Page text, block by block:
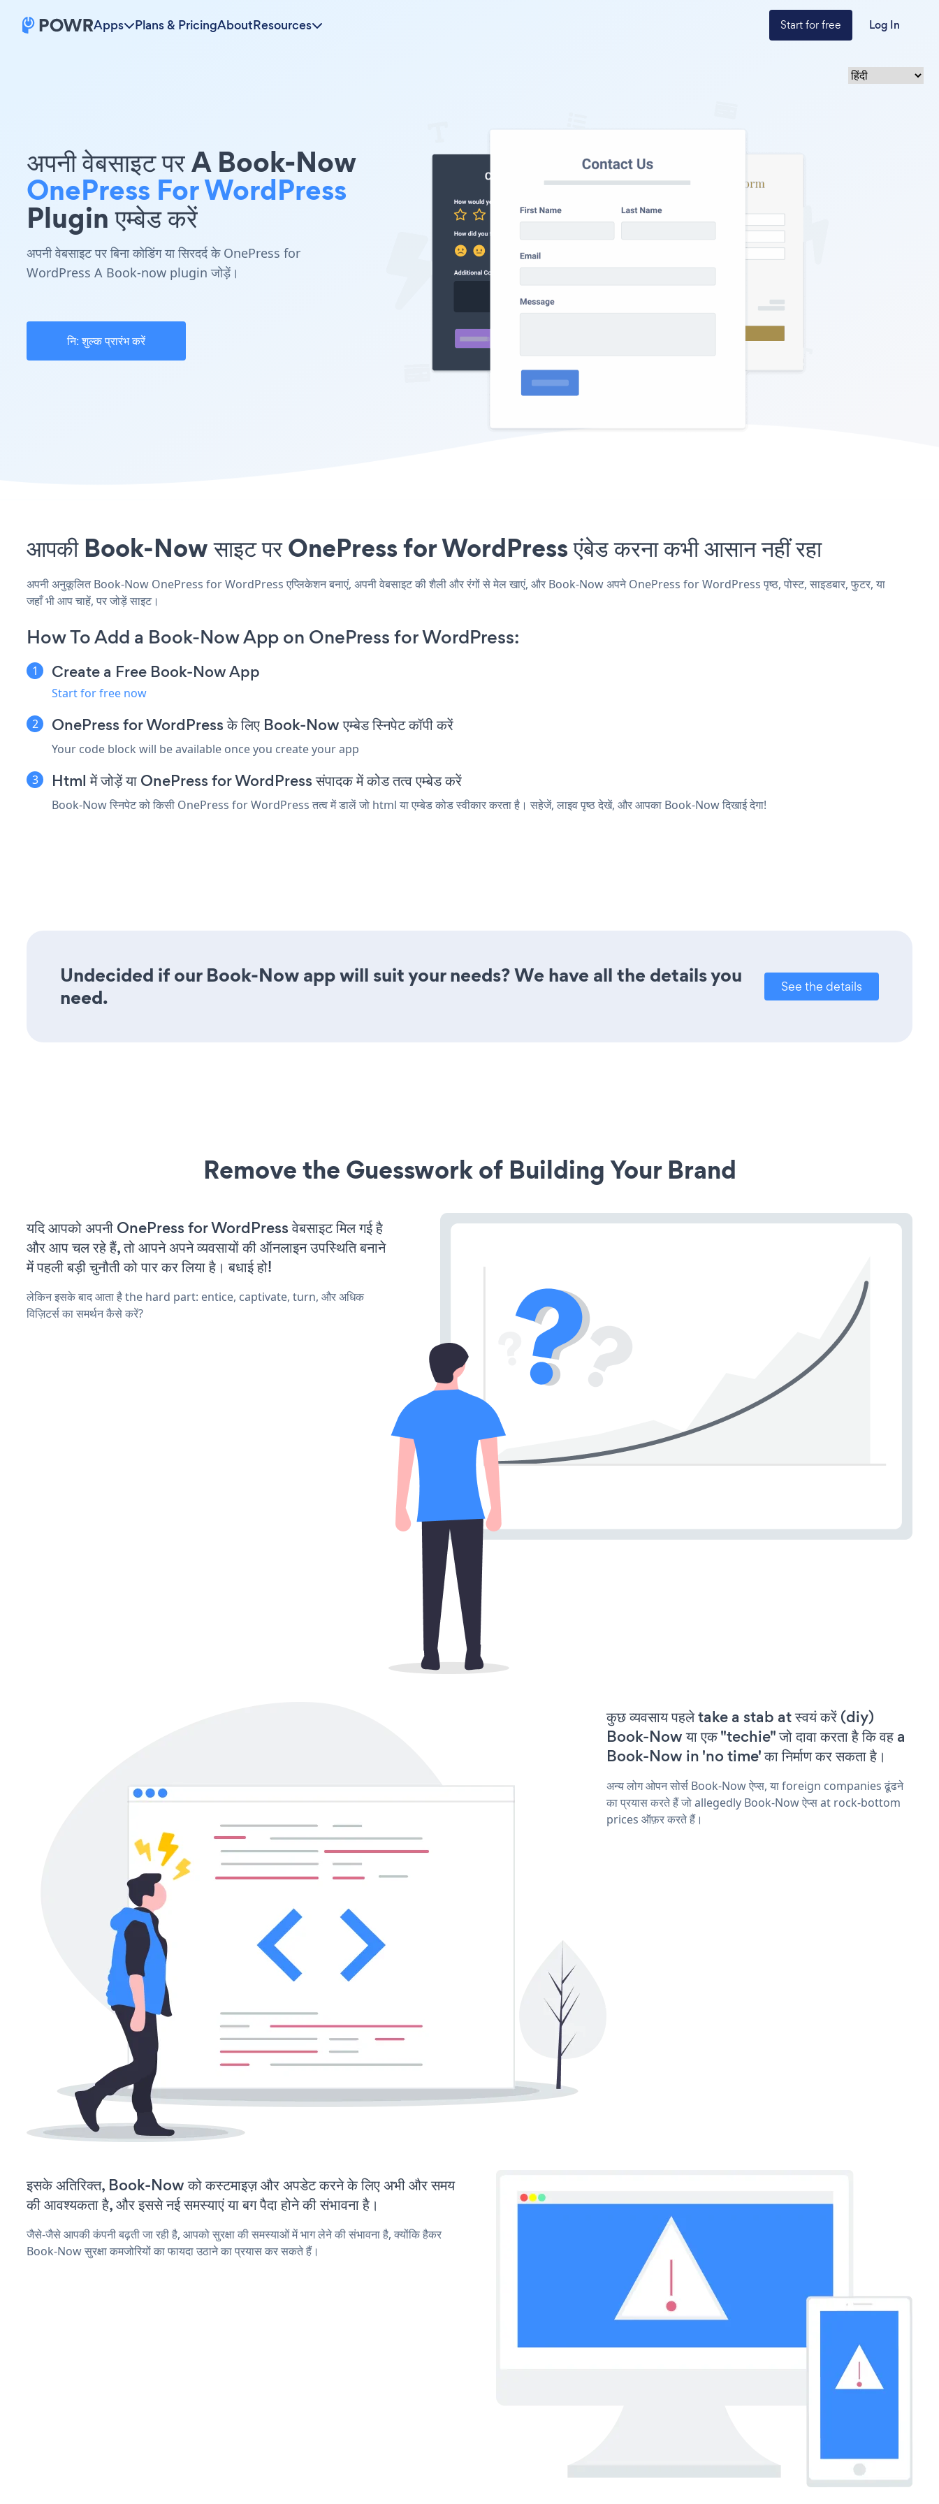
Apps Plans & PricingAboutResources Start for free Log In
अपनी वेबसाइट पर A Book-Now
OnePress For WordPress
Plugin एम्बेड करें
अपनी वेबसाइट पर बिना कोडिंग या सिरदर्द के OnePress for
WordPress A Book-now plugin जोड़ें।
नि: शुल्क प्रारंभ करें
आपकी Book-Now साइट पर OnePress for WordPress एंबेड करना कभी आसान नहीं रहा
अपनी अनुकूलित Book-Now OnePress for WordPress एप्लिकेशन बनाएं, अपनी वेबसाइट की शैली और रंगों से मेल खाएं, और Book-Now अपने OnePress for WordPress पृष्ठ, पोस्ट, साइडबार, फुटर, या
जहाँ भी आप चाहें, पर जोड़ें साइट।
How To Add a Book-Now App on OnePress for WordPress:
Create a Free Book-Now App
Start for free now
OnePress for WordPress के लिए Book-Now एम्बेड स्निपेट कॉपी करें
Your code block will be available once you create your app
Html में जोड़ें या OnePress for WordPress संपादक में कोड तत्व एम्बेड करें
Book-Now स्निपेट को किसी OnePress for WordPress तत्व में डालें जो html या एम्बेड कोड स्वीकार करता है। सहेजें, लाइव पृष्ठ देखें, और आपका Book-Now दिखाई देगा!
Undecided if our Book-Now app will suit your needs? We have all the details you
need.
See the details
Remove the Guesswork of Building Your Brand
यदि आपको अपनी OnePress for WordPress वेबसाइट मिल गई है
और आप चल रहे हैं, तो आपने अपने व्यवसायों की ऑनलाइन उपस्थिति बनाने
में पहली बड़ी चुनौती को पार कर लिया है। बधाई हो!
लेकिन इसके बाद आता है the hard part: entice, captivate, turn, और अधिक
विज़िटर्स का समर्थन कैसे करें?
कुछ व्यवसाय पहले take a stab at स्वयं करें (diy)
Book-Now या एक "techie" जो दावा करता है कि वह a
Book-Now in 'no time' का निर्माण कर सकता है।
अन्य लोग ओपन सोर्स Book-Now ऐप्स, या foreign companies ढूंढने
का प्रयास करते हैं जो allegedly Book-Now ऐप्स at rock-bottom
prices ऑफ़र करते हैं।
इसके अतिरिक्त, Book-Now को कस्टमाइज़ और अपडेट करने के लिए अभी और समय
की आवश्यकता है, और इससे नई समस्याएं या बग पैदा होने की संभावना है।
जैसे-जैसे आपकी कंपनी बढ़ती जा रही है, आपको सुरक्षा की समस्याओं में भाग लेने की संभावना है, क्योंकि हैकर
Book-Now सुरक्षा कमजोरियों का फायदा उठाने का प्रयास कर सकते हैं।